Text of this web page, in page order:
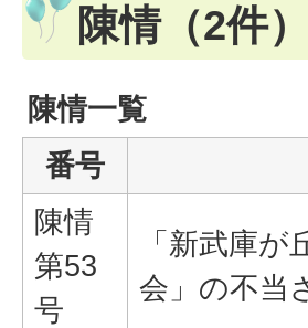
陳情（2件）
陳情一覧
番号
陳情
第53
号
「新武庫
会」の不当